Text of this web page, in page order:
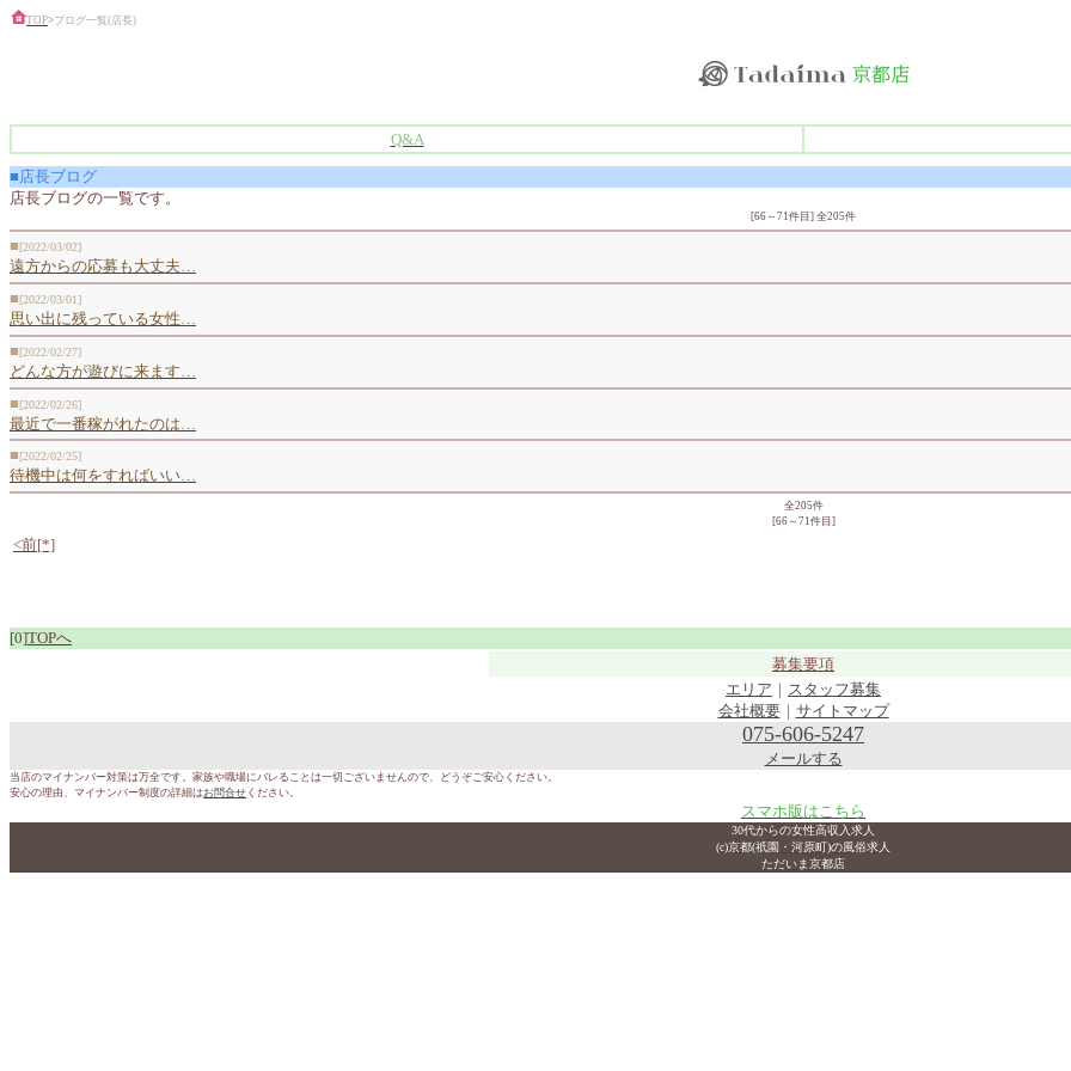
TOP>ブログ一覧(店長)
Q&A
■店長ブログ
店長ブログの一覧です。
[66～71件目] 全205件
■[2022/03/02]
遠方からの応募も大丈夫…
■[2022/03/01]
思い出に残っている女性…
■[2022/02/27]
どんな方が遊びに来ます…
■[2022/02/26]
最近で一番稼がれたのは…
■[2022/02/25]
待機中は何をすればいい…
全205件
[66～71件目]
<前[*]
[0]TOPへ
募集要項
エリア ｜ スタッフ募集
会社概要｜ サイトマップ
075-606-5247
メールする
当店のマイナンバー対策は万全です。家族や職場にバレることは一切ございませんので、どうぞご安心ください。
安心の理由、マイナンバー制度の詳細はお問合せ ください。
スマホ版はこちら
30代からの女性高収入求人
(c)京都(祇園・河原町)の風俗求人
ただいま京都店